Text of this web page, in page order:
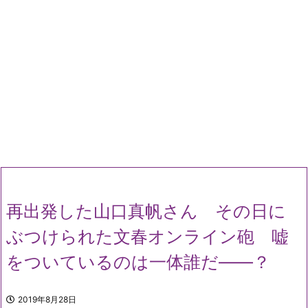
再出発した山口真帆さん その日に
ぶつけられた文春オンライン砲 嘘
をついているのは一体誰だ――？
2019年8月28日